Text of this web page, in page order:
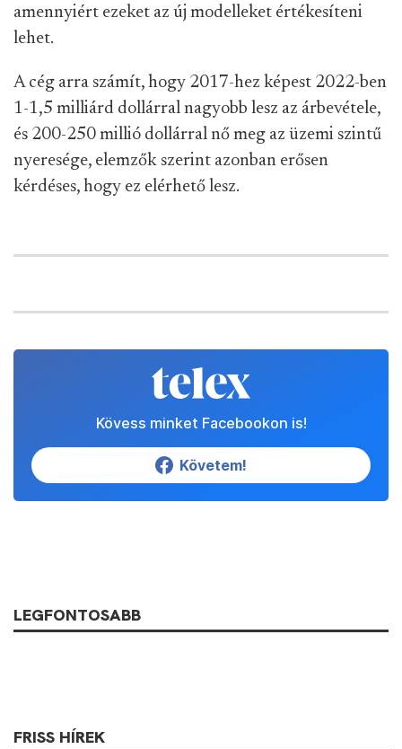
amennyiért ezeket az új modelleket értékesíteni
lehet.
A cég arra számít, hogy 2017-hez képest 2022-ben
1-1,5 milliárd dollárral nagyobb lesz az árbevétele,
és 200-250 millió dollárral nő meg az üzemi szintű
nyeresége, elemzők szerint azonban erősen
kérdéses, hogy ez elérhető lesz.
Kövess minket Facebookon is!
Követem!
LEGFONTOSABB
FRISS HÍREK